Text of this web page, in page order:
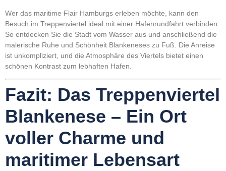
Wer das maritime Flair Hamburgs erleben möchte, kann den
Besuch im Treppenviertel ideal mit einer Hafenrundfahrt verbinden.
So entdecken Sie die Stadt vom Wasser aus und anschließend die
malerische Ruhe und Schönheit Blankeneses zu Fuß. Die Anreise
ist unkompliziert, und die Atmosphäre des Viertels bietet einen
schönen Kontrast zum lebhaften Hafen.
Fazit: Das Treppenviertel
Blankenese – Ein Ort
voller Charme und
maritimer Lebensart